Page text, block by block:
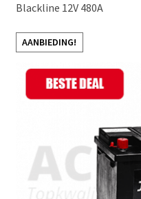
AUTO
BOOT
MOTOR
VRACHTWAGEN
Blackline 12V 480A
AANBIEDING!